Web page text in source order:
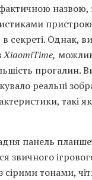
секреті. Однак,
XiaomiTime,
прогалин.
реальні
такі як
панель
звичного
сірими тонами,